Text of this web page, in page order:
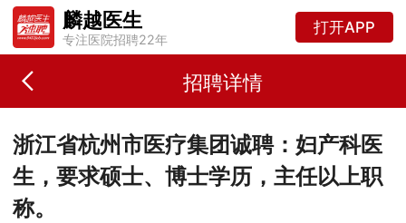
麟越医生
专注医院招聘22年
打开APP
招聘详情
浙江省杭州市医疗集团诚聘：妇产科医
生，要求硕士、博士学历，主任以上职
称。